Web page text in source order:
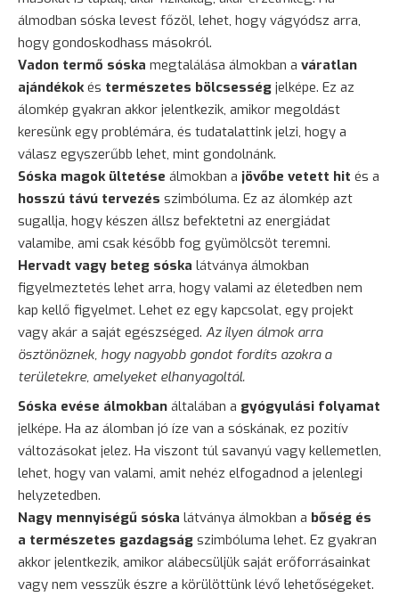
álmodban sóska levest főzöl, lehet, hogy vágyódsz arra,
hogy gondoskodhass másokról.
Vadon termő sóska megtalálása álmokban a váratlan
ajándékokés természetes bölcsesség jelképe. Ez az
álomkép gyakran akkor jelentkezik, amikor megoldást
keresünk egy problémára, és tudatalattink jelzi, hogy a
válasz egyszerűbb lehet, mint gondolnánk.
Sóska magok ültetése álmokban a jövőbe vetett hit és a
hosszú távú tervezés szimbóluma. Ez az álomkép azt
sugallja, hogy készen állsz befektetni az energiádat
valamibe, ami csak később fog gyümölcsöt teremni.
Hervadt vagy beteg sóska látványa álmokban
figyelmeztetés lehet arra, hogy valami az életedben nem
kap kellő figyelmet. Lehet ez egy kapcsolat, egy projekt
vagy akár a saját egészséged. Az ilyen álmok arra
ösztönöznek, hogy nagyobb gondot fordíts azokra a
területekre, amelyeket elhanyagoltál.
Sóska evése álmokban általában a gyógyulási folyamat
jelképe. Ha az álomban jó íze van a sóskának, ez pozitív
változásokat jelez. Ha viszont túl savanyú vagy kellemetlen,
lehet, hogy van valami, amit nehéz elfogadnod a jelenlegi
helyzetedben.
Nagy mennyiségű sóska látványa álmokban a bőség és
a természetes gazdagság szimbóluma lehet. Ez gyakran
akkor jelentkezik, amikor alábecsüljük saját erőforrásainkat
vagy nem vesszük észre a körülöttünk lévő lehetőségeket.